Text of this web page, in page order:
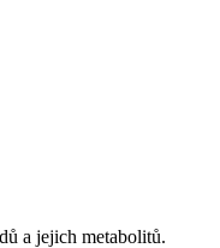
a jejich metabolitů.